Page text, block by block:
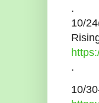
.
10/
Rising
.
10/